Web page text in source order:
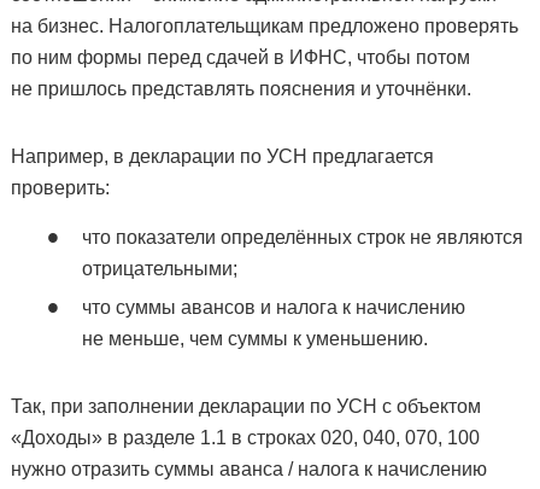
на бизнес. Налогоплательщикам предложено проверять
по ним формы перед сдачей в ИФНС, чтобы потом
не пришлось представлять пояснения и уточнёнки.
Например, в декларации по УСН предлагается
проверить:
что показатели определённых строк не являются
отрицательными;
что суммы авансов и налога к начислению
не меньше, чем суммы к уменьшению.
Так, при заполнении декларации по УСН с объектом
«Доходы» в разделе 1.1 в строках 020, 040, 070, 100
нужно отразить суммы аванса / налога к начислению